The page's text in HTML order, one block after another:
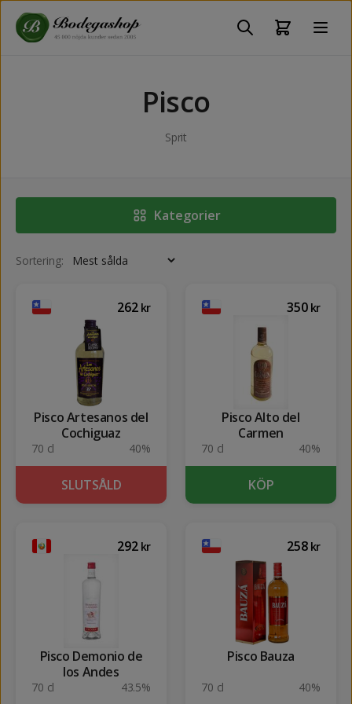
Pisco
Sprit
Kategorier
Sortering:
262 kr
Pisco Artesanos del
Cochiguaz
70 cl 40%
SLUTSÅLD
350 kr
Pisco Alto del
Carmen
70 cl 40%
KÖP
292 kr
Pisco Demonio de
los Andes
70 cl 43.5%
258 kr
Pisco Bauza
70 cl 40%